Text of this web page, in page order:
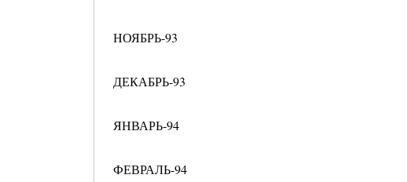
НОЯБРЬ-93
ДЕКАБРЬ-93
ЯНВАРЬ-94
ФЕВРАЛЬ-94